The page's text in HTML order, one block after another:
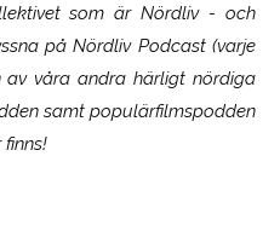
som ärNördliv- och
på Nördliv Podcast (varje
av våra andra härligt nördiga
samt populärfilmspodden